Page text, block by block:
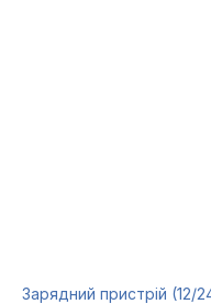
Зарядний пристрій (12/